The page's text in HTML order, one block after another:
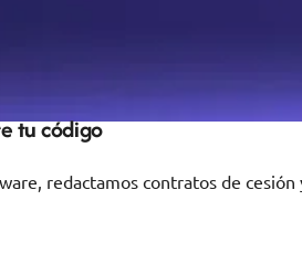
tu código
redactamos contratos de